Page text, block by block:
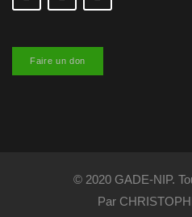
Faire un don
© 2020 GADE-NIP.
Par